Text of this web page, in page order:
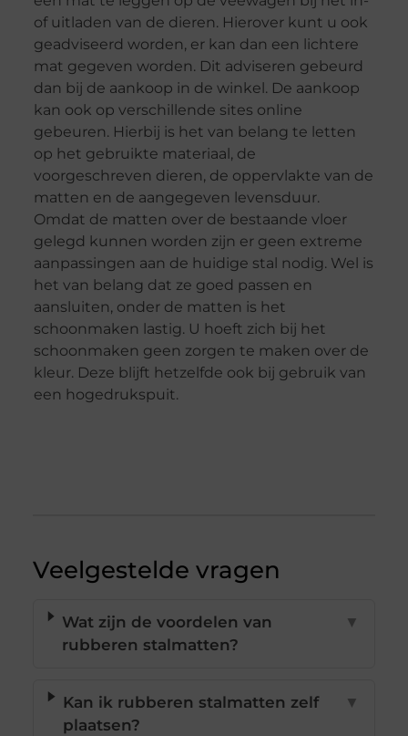
of uitladen van de dieren. Hierover kunt u ook
geadviseerd worden, er kan dan een lichtere
mat gegeven worden. Dit adviseren gebeurd
dan bij de aankoop in de winkel. De aankoop
kan ook op verschillende sites online
gebeuren. Hierbij is het van belang te letten
op het gebruikte materiaal, de
voorgeschreven dieren, de oppervlakte van de
matten en de aangegeven levensduur.
Omdat de matten over de bestaande vloer
gelegd kunnen worden zijn er geen extreme
aanpassingen aan de huidige stal nodig. Wel is
het van belang dat ze goed passen en
aansluiten, onder de matten is het
schoonmaken lastig. U hoeft zich bij het
schoonmaken geen zorgen te maken over de
kleur. Deze blijft hetzelfde ook bij gebruik van
een hogedrukspuit.
Veelgestelde vragen
Wat zijn de voordelen van
rubberen stalmatten?
▼
Kan ik rubberen stalmatten zelf
plaatsen?
▼